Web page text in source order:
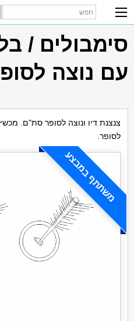
סימבולים /
עם נוצה
צנצנת דיו ונוצה לסופר סת"ם.
לסופר.
משתתף במבצע